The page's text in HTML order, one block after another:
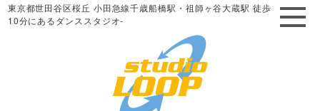
東京都世田谷区桜丘 小田急線千歳船橋駅・祖師ヶ谷大蔵駅 徒歩
10分にあるダンススタジオ-